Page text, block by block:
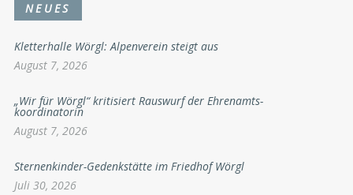
NEUES
Kletterhalle Wörgl: Alpenverein steigt aus
August 7, 2026
„Wir für Wörgl“ kritisiert Rauswurf der Ehrenamts-
koordinatorin
August 7, 2026
Sternenkinder-Gedenkstätte im Friedhof Wörgl
Juli 30, 2026